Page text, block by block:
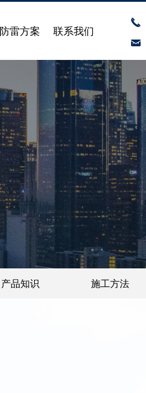
끅
낂
防雷方案 联系我们
产品知识 施工方法